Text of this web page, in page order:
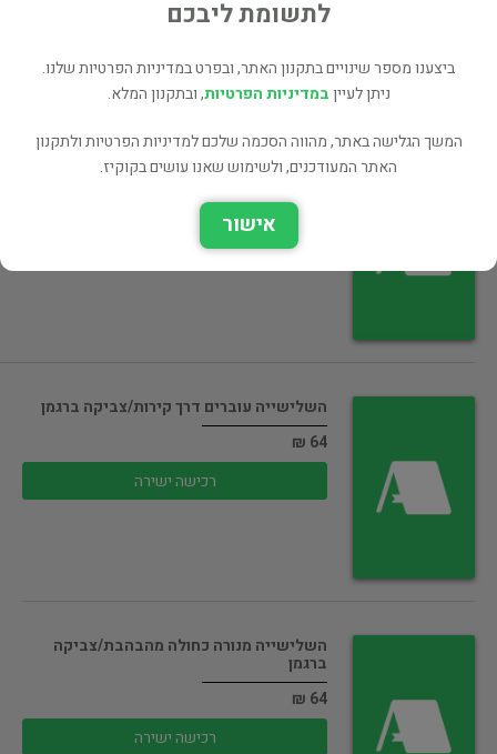
אולי מלך האושר/צביקה ברגמן
רכישה ישירה
השלישייה עוברים דרך קירות/צביקה ברגמן
64 ₪
רכישה ישירה
השלישייה מנורה כחולה מהבהבת/צביקה
ברגמן
64 ₪
רכישה ישירה
לתשומת ליבכם
ביצענו מספר שינויים בתקנון האתר, ובפרט במדיניות הפרטיות שלנו.
ניתן לעייןבמדיניות הפרטיות, ובתקנון המלא.
המשך הגלישה באתר, מהווה הסכמה שלכם למדיניות הפרטיות ולתקנון
האתר המעודכנים, ולשימוש שאנו עושים בקוקיז.
אישור